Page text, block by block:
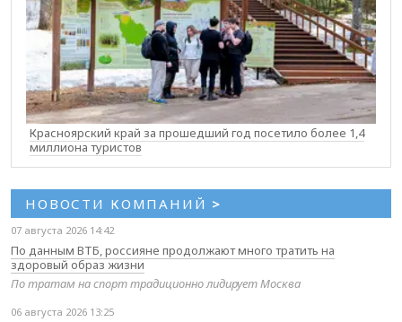
Красноярский край за прошедший год посетило более 1,4
миллиона туристов
НОВОСТИ КОМПАНИЙ >
07 августа 2026 14:42
По данным ВТБ, россияне продолжают много тратить на
здоровый образ жизни
По тратам на спорт традиционно лидирует Москва
06 августа 2026 13:25